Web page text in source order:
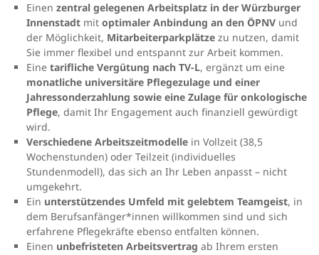
Einen zentral gelegenen Arbeitsplatz in der Würzburger
Innenstadt mit optimaler Anbindung an den ÖPNV und
der Möglichkeit, Mitarbeiterparkplätze zu nutzen, damit
Sie immer flexibel und entspannt zur Arbeit kommen.
Eine tarifliche Vergütung nach TV-L, ergänzt um eine
monatliche universitäre Pflegezulage und einer
Jahressonderzahlung sowie eine Zulage für onkologische
Pflege, damit Ihr Engagement auch finanziell gewürdigt
wird.
Verschiedene Arbeitszeitmodelle in Vollzeit (38,5
Wochenstunden) oder Teilzeit (individuelles
Stundenmodell), das sich an Ihr Leben anpasst – nicht
umgekehrt.
Ein unterstützendes Umfeld mit gelebtem Teamgeist, in
dem Berufsanfänger*innen willkommen sind und sich
erfahrene Pflegekräfte ebenso entfalten können.
Einen unbefristeten Arbeitsvertrag ab Ihrem ersten